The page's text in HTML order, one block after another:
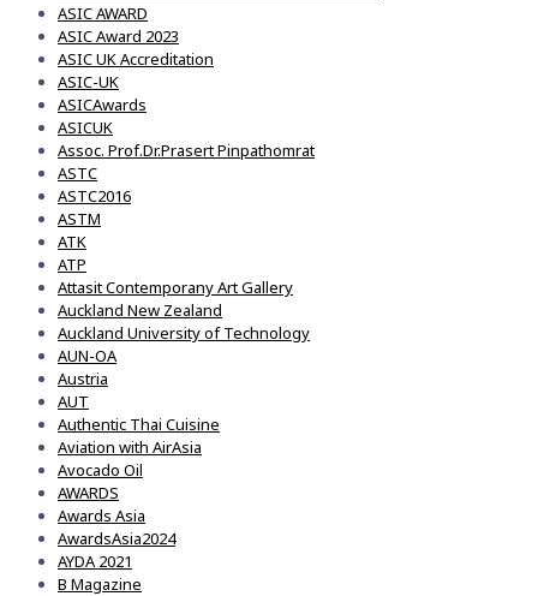
ASIC AWARD
ASIC Award 2023
ASIC UK Accreditation
ASIC-UK
ASICAwards
ASICUK
Assoc. Prof.Dr.Prasert Pinpathomrat
ASTC
ASTC2016
ASTM
ATK
ATP
Attasit Contemporany Art Gallery
Auckland New Zealand
Auckland University of Technology
AUN-OA
Austria
AUT
Authentic Thai Cuisine
Aviation with AirAsia
Avocado Oil
AWARDS
Awards Asia
AwardsAsia2024
AYDA 2021
B Magazine